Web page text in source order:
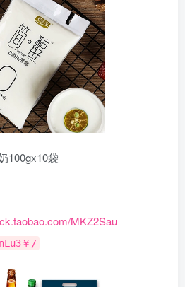
100gx10袋
MKZ2Sau
￥/